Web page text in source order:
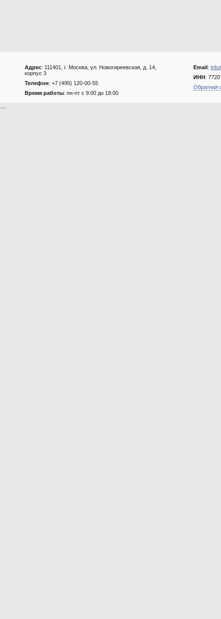
Адрес: 111401, г. Москва, ул. Новогиреевская, д. 14,
корпус 3
Телефон: +7 (495) 120-00-55
Время работы: пн-пт с 9:00 до 18:00
Email:
ИНН:
Обратная
....